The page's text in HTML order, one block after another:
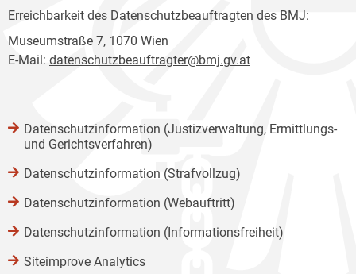
Erreichbarkeit des Datenschutzbeauftragten des BMJ:
Museumstraße 7, 1070 Wien
E-Mail: datenschutzbeauftragter@bmj.gv.at
Datenschutzinformation (Justizverwaltung, Ermittlungs-
und Gerichtsverfahren)
Datenschutzinformation (Strafvollzug)
Datenschutzinformation (Webauftritt)
Datenschutzinformation (Informationsfreiheit)
Siteimprove Analytics